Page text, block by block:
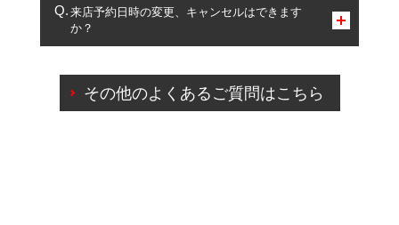
複数サービスのご予約は可能です。
一部の商品・サービスの組み合わせに限り、同時にご予約が
出来ないものもございます。
来店予約日時の変更、キャンセルはできます
か？
ご来店予約日の3営業日前を過ぎている場合のご予約
の日時変更につきましては、直接ご予約の店舗まで
その他のよくあるご質問はこちら